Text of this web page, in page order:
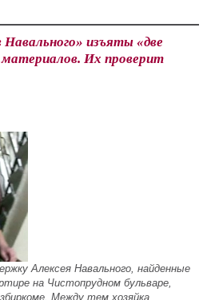
изъяты «две
Их проверит
Алексея Навального, найденные
на Чистопрудном бульваре,
Между тем хозяйка